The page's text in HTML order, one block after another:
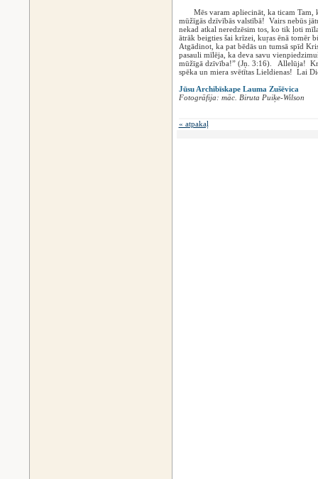
Mēs varam apliecināt, ka ticam Tam,
mūžīgās dzīvībās valstībā! Vairs nebūs
nekad atkal neredzēsim tos, ko tik ļoti
ātrāk beigties šai krīzei, kuŗas ēnā tomēr
Atgādinot, ka pat bēdās un tumsā spīd
pasauli mīlēja, ka deva savu
mūžīgā dzīvība!” (Jņ. 3:16). Allelūja!
spēka un miera svētītas Lieldienas! Lai
Jūsu Archibīskape Lauma Zušēvica
Fotogrāfija: māc. Biruta Puiķe-Wilson
« atpakaļ